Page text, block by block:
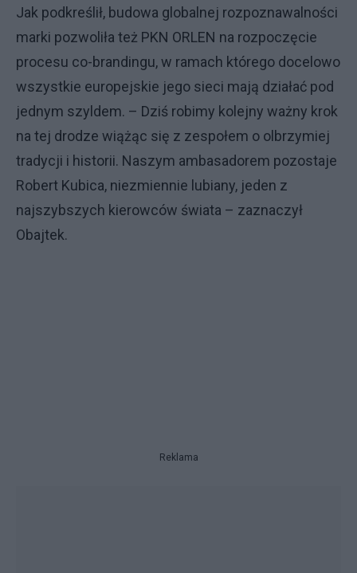
Jak podkreślił, budowa globalnej rozpoznawalności
marki pozwoliła też PKN ORLEN na rozpoczęcie
procesu co-brandingu, w ramach którego docelowo
wszystkie europejskie jego sieci mają działać pod
jednym szyldem. – Dziś robimy kolejny ważny krok
na tej drodze wiążąc się z zespołem o olbrzymiej
tradycji i historii. Naszym ambasadorem pozostaje
Robert Kubica, niezmiennie lubiany, jeden z
najszybszych kierowców świata – zaznaczył
Obajtek.
Reklama